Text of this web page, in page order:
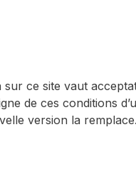
ce site vaut
de ces conditions
version la remplace.